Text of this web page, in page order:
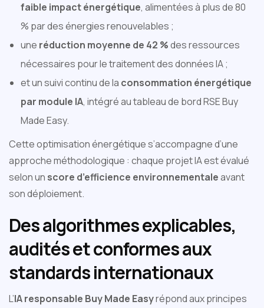
faible impact énergétique, alimentées à plus de 80
% par des énergies renouvelables ;
une réduction moyenne de 42 %des ressources
nécessaires pour le traitement des données IA ;
et un suivi continu de la consommation énergétique
par module IA, intégré au tableau de bord RSE Buy
Made Easy.
Cette optimisation énergétique s’accompagne d’une
approche méthodologique : chaque projet IA est évalué
selon un score d’efficience environnementaleavant
son déploiement.
Des algorithmes explicables,
audités et conformes aux
standards internationaux
L’IA responsable Buy Made Easyrépond aux principes